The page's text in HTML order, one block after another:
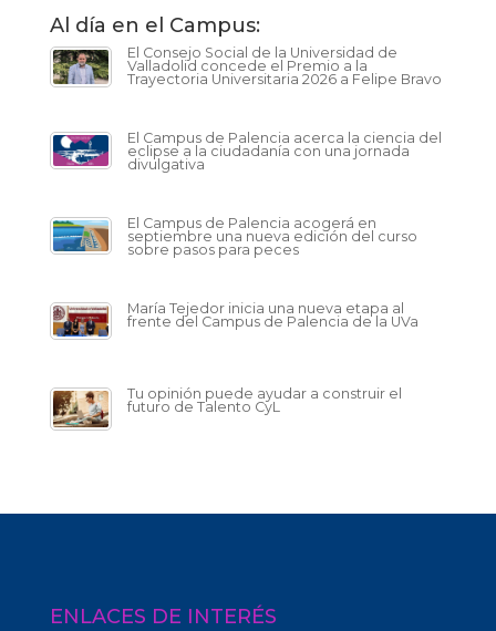
Al día en el Campus:
El Consejo Social de la Universidad de
Valladolid concede el Premio a la
Trayectoria Universitaria 2026 a Felipe Bravo
El Campus de Palencia acerca la ciencia del
eclipse a la ciudadanía con una jornada
divulgativa
El Campus de Palencia acogerá en
septiembre una nueva edición del curso
sobre pasos para peces
María Tejedor inicia una nueva etapa al
frente del Campus de Palencia de la UVa
Tu opinión puede ayudar a construir el
futuro de Talento CyL
ENLACES DE INTERÉS